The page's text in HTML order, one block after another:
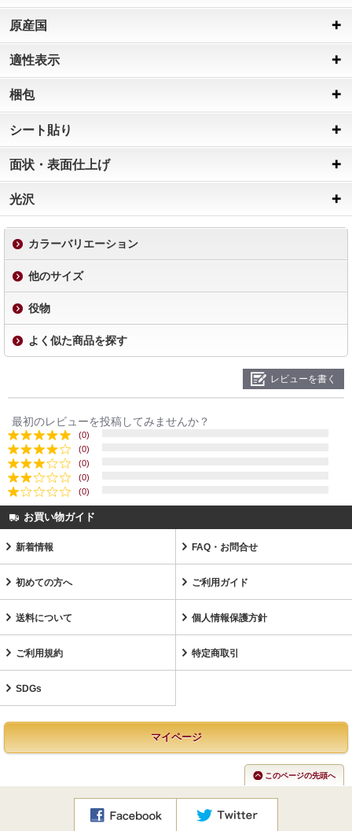
原産国
適性表示
梱包
シート貼り
面状・表面仕上げ
光沢
カラーバリエーション
他のサイズ
役物
よく似た商品を探す
レビューを書く
最初のレビューを投稿してみませんか？
(0)
(0)
(0)
(0)
(0)
お買い物ガイド
新着情報 FAQ・お問合せ
初めての方へ ご利用ガイド
送料について 個人情報保護方針
ご利用規約 特定商取引
SDGs
マイページ
このページの先頭へ